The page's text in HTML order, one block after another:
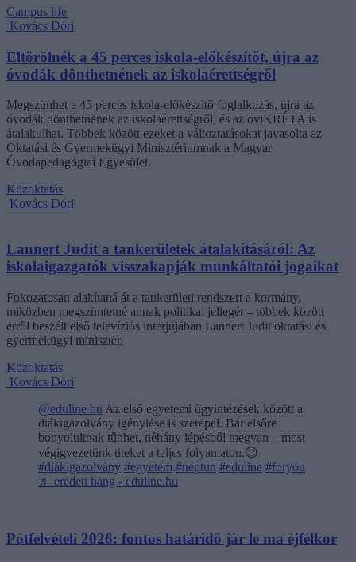
Campus life
Kovács Dóri
Eltörölnék a 45 perces iskola-előkészítőt, újra az
óvodák dönthetnének az iskolaérettségről
Megszűnhet a 45 perces iskola-előkészítő foglalkozás, újra az
óvodák dönthetnének az iskolaérettségről, és az oviKRÉTA is
átalakulhat. Többek között ezeket a változtatásokat javasolta az
Oktatási és Gyermekügyi Minisztériumnak a Magyar
Óvodapedagógiai Egyesület.
Közoktatás
Kovács Dóri
Lannert Judit a tankerületek átalakításáról: Az
iskolaigazgatók visszakapják munkáltatói jogaikat
Fokozatosan alakítaná át a tankerületi rendszert a kormány,
miközben megszüntetné annak politikai jellegét – többek között
erről beszélt első televíziós interjújában Lannert Judit oktatási és
gyermekügyi miniszter.
Közoktatás
Kovács Dóri
@eduline.hu Az első egyetemi ügyintézések között a
diákigazolvány igénylése is szerepel. Bár elsőre
bonyolultnak tűnhet, néhány lépésből megvan – most
végigvezetünk titeket a teljes folyamaton.😉
#diákigazolvány #egyetem #neptun #eduline #foryou
♬ eredeti hang - eduline.hu
Pótfelvételi 2026: fontos határidő jár le ma éjfélkor